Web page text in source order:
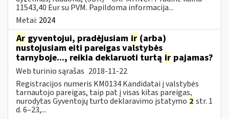
11543,40 Eur su PVM. Papildoma informacija...
Metai: 2024
Ar gyventojui, pradėjusiam ir (arba)
nustojusiam eiti pareigas valstybės
tarnyboje..., reikia deklaruoti turtą ir pajamas?
Web turinio sąrašas 2018-11-22
Registracijos numeris KM0134 Kandidatai į valstybės
tarnautojo pareigas, taip pat į visas kitas pareigas,
nurodytas Gyventojų turto deklaravimo įstatymo 2 str. 1
d. 6–23,...